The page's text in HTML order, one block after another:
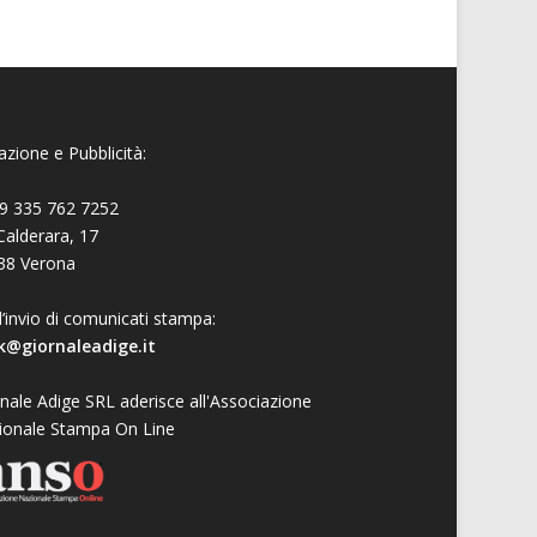
e Pubblicità:
335 762 7252
17
Verona
di comunicati stampa:
Adige SRL aderisce all'Associazione
Stampa On Line